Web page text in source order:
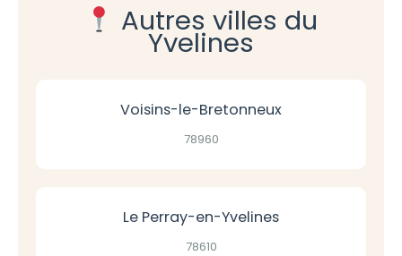
Autres villes du
Yvelines
Voisins-le-Bretonneux
78960
Le Perray-en-Yvelines
78610